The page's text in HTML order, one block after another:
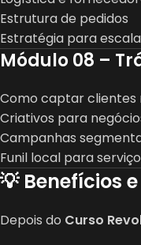
Estrutura de pedidos
Estratégia para
Módulo 08 –
Como captar clientes
Criativos para
Campanhas
Funil local para
💡 Benefícios
Depois do Curso